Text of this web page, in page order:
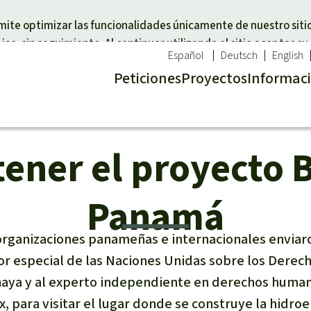
optimizar las funcionalidades únicamente de nuestro
sin seguimiento. Al continuar utilizando el sitio aceptas su
PeticionesProyectosInfo
Naturaleza
Español Deutsch English
tema
defensores de la
Donar para una región
Sudeste de Asia
Latinoamérica
el proyecto
Panamá
panameñas e internacionales
especial de las Naciones Unidas sobre los
y al experto independiente en derechos
para visitar el lugar donde se construye la